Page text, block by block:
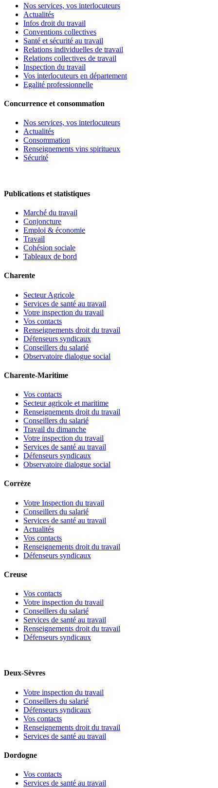
Nos services, vos interlocuteurs
Actualités
Infos droit du travail
Conventions collectives
Santé et sécurité au travail
Relations individuelles de travail
Relations collectives de travail
Inspection du travail
Vos interlocuteurs en département
Egalité professionnelle
Concurrence et consommation
Nos services, vos interlocuteurs
Actualités
Consommation
Renseignements vins spiritueux
Sécurité
Publications et statistiques
Marché du travail
Conjoncture
Emploi & économie
Travail
Cohésion sociale
Tableaux de bord
Charente
Secteur Agricole
Services de santé au travail
Votre inspection du travail
Vos contacts
Renseignements droit du travail
Défenseurs syndicaux
Conseillers du salarié
Observatoire dialogue social
Charente-Maritime
Vos contacts
Secteur agricole et maritime
Renseignements droit du travail
Conseillers du salarié
Travail du dimanche
Votre inspection du travail
Services de santé au travail
Défenseurs syndicaux
Observatoire dialogue social
Corrèze
Votre Inspection du travail
Conseillers du salarié
Services de santé au travail
Actualités
Vos contacts
Renseignements droit du travail
Défenseurs syndicaux
Creuse
Vos contacts
Votre inspection du travail
Conseillers du salarié
Services de santé au travail
Renseignements droit du travail
Défenseurs syndicaux
Deux-Sèvres
Votre inspection du travail
Conseillers du salarié
Défenseurs syndicaux
Vos contacts
Renseignements droit du travail
Services de santé au travail
Dordogne
Vos contacts
Services de santé au travail